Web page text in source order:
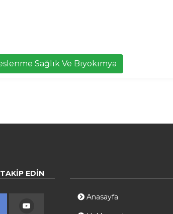
Sağlık Ve Biyokimya
EDIN
Anasayfa